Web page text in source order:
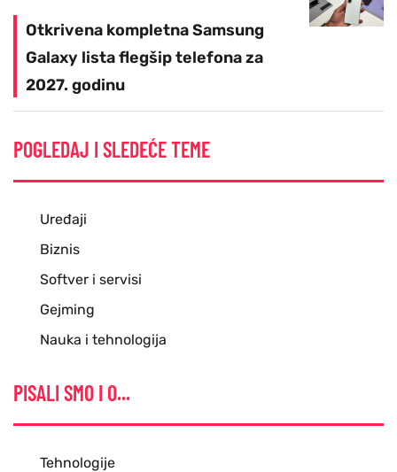
Otkrivena kompletna Samsung
Galaxy lista flegšip telefona za
2027. godinu
POGLEDAJ I SLEDEĆE TEME
Uređaji
Biznis
Softver i servisi
Gejming
Nauka i tehnologija
PISALI SMO I O...
Tehnologije